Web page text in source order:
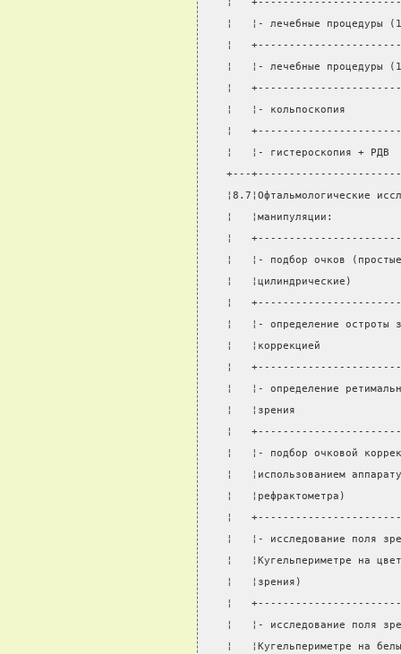
¦   ¦- лечебные
¦
¦   ¦- лечебные
¦
¦   ¦- кольпоскопия
¦
¦   ¦- гистероскопия +
+---
¦   ¦манипуляции:
¦
¦   ¦- подбор очков
¦
¦
¦   ¦- определение
¦   ¦коррекцией
¦
¦   ¦- определение
¦   ¦зрения
¦
¦   ¦- подбор очковой
¦   ¦использованием
¦
¦
¦   ¦- исследование поля
¦   ¦Кугельпериметре
¦   ¦зрения)
¦
¦   ¦- исследование поля
¦   ¦Кугельпериметре